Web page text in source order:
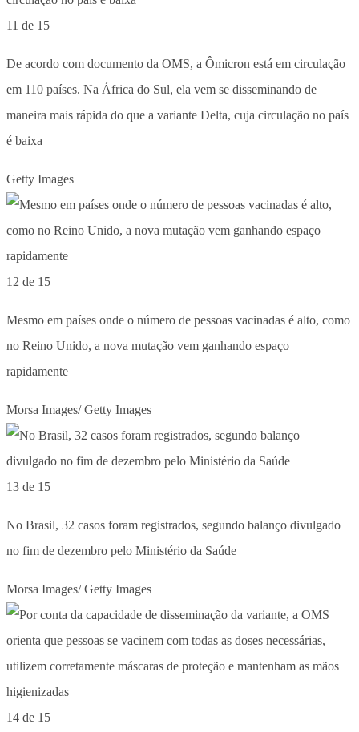
11 de 15
De acordo com documento da OMS, a Ômicron está em circulação
em 110 países. Na África do Sul, ela vem se disseminando de
maneira mais rápida do que a variante Delta, cuja circulação no país
é baixa
Getty Images
12 de 15
Mesmo em países onde o número de pessoas vacinadas é alto, como
no Reino Unido, a nova mutação vem ganhando espaço
rapidamente
Morsa Images/ Getty Images
13 de 15
No Brasil, 32 casos foram registrados, segundo balanço divulgado
no fim de dezembro pelo Ministério da Saúde
Morsa Images/ Getty Images
14 de 15